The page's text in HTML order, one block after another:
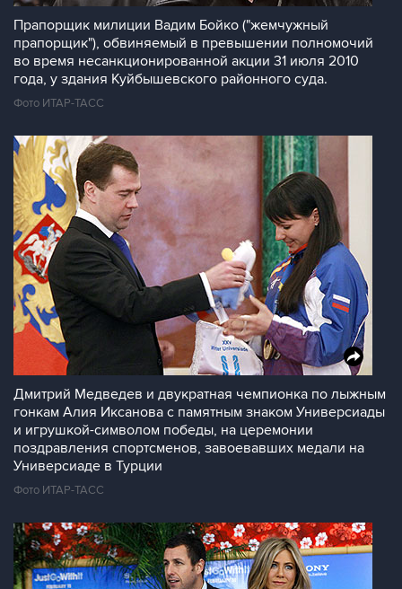
Прапорщик милиции Вадим Бойко ("жемчужный
прапорщик"), обвиняемый в превышении полномочий
во время несанкционированной акции 31 июля 2010
года, у здания Куйбышевского районного суда.
Фото ИТАР-ТАСС
Дмитрий Медведев и двукратная чемпионка по лыжным
гонкам Алия Иксанова с памятным знаком Универсиады
и игрушкой-символом победы, на церемонии
поздравления спортсменов, завоевавших медали на
Универсиаде в Турции
Фото ИТАР-ТАСС